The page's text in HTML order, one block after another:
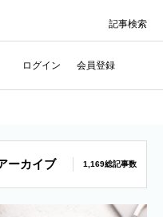
ログイン 会員登録
記事検索
ーカイブ 1,169総記事数